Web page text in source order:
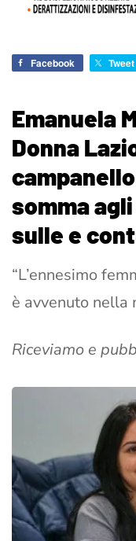
Facebook Tweet
Emanuela
Donna
somma
sulle e
“L’ennesimo
è avvenuto nella
Riceviamo e